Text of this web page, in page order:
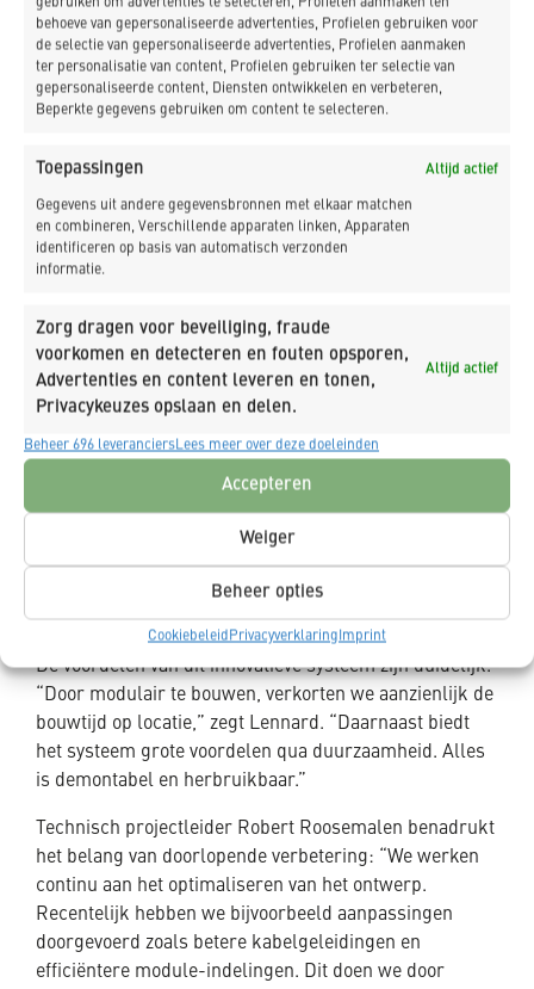
gebruiken om advertenties te selecteren, Profielen aanmaken ten
behoeve van gepersonaliseerde advertenties, Profielen gebruiken voor
de selectie van gepersonaliseerde advertenties, Profielen aanmaken
ter personalisatie van content, Profielen gebruiken ter selectie van
gepersonaliseerde content, Diensten ontwikkelen en verbeteren,
Beperkte gegevens gebruiken om content te selecteren.
Toepassingen Altijd actief
Gegevens uit andere gegevensbronnen met elkaar matchen
en combineren, Verschillende apparaten linken, Apparaten
identificeren op basis van automatisch verzonden
informatie.
Zorg dragen voor beveiliging, fraude
voorkomen en detecteren en fouten opsporen,
Advertenties en content leveren en tonen,
Privacykeuzes opslaan en delen.
Altijd actief
Beheer 696 leveranciersLees meer over deze doeleinden
Accepteren
Weiger
Beheer opties
CookiebeleidPrivacyverklaringImprint
uitvoering ingaan, komt bouwmanagement aan zet.
Mijn taak is ervoor te zorgen dat alles volgens planning
en specificaties verloopt.”
systeemspecialist: “Mijn rol richt zich vooral op
binnen ProRail. Dit modulaire concept is een essentiële
stap naar standaardisatie en duurzaamheid. We
bouwen iets voor de lange termijn, waarin flexibiliteit
Het modulaire systeem dat wordt ontwikkeld, bestaat
uit prefab gebouwmodules die elders worden
geproduceerd en voorgebouwd met installaties en
vervolgens naar de uiteindelijke bouwlocatie worden
enkele modules volledig voorgebouwd klaarstaan in
nagenoeg plug-and-play, getest en volledig klaar voor
De voordelen van standaardisatie
De voordelen van dit innovatieve systeem zijn duidelijk.
“Door modulair te bouwen, verkorten we aanzienlijk de
bouwtijd op locatie,” zegt Lennard. “Daarnaast biedt
het systeem grote voordelen qua duurzaamheid. Alles
is demontabel en herbruikbaar.”
Technisch projectleider Robert Roosemalen benadrukt
het belang van doorlopende verbetering: “We werken
continu aan het optimaliseren van het ontwerp.
Recentelijk hebben we bijvoorbeeld aanpassingen
doorgevoerd zoals betere kabelgeleidingen en
efficiëntere module-indelingen. Dit doen we door